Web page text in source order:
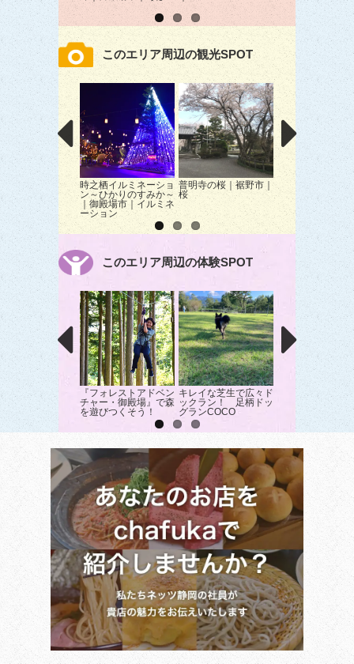
このエリア周辺の観光SPOT
時之栖イルミネーショ
ン～ひかりのすみか～
｜御殿場市｜イルミネ
ーション
普明寺の桜｜裾野市｜
桜
五竜の滝｜裾野
このエリア周辺の体験SPOT
『フォレストアドベン
チャー・御殿場』で森
を遊びつくそう！
キレイな芝生で広々ド
ックラン！ 足柄ドッ
グランCOCO
時間無制限！駿
眺めながらブル
ー収穫体験